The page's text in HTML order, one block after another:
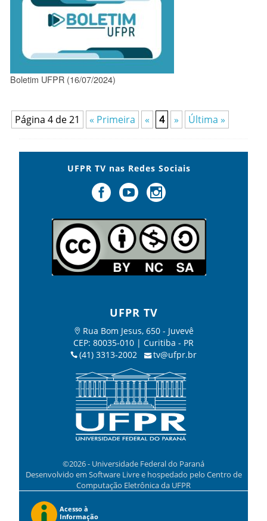
Boletim UFPR (16/07/2024)
Página 4 de 21 « Primeira « 4 » Última »
UFPR TV nas Redes Sociais
UFPR TV
Rua Bom Jesus, 650 - Juvevê
CEP: 80035-010 | Curitiba - PR
(41) 3313-2002
tv@ufpr.br
©2026 - Universidade Federal do Paraná
Desenvolvido em Software Livre e hospedado pelo Centro de
Computação Eletrônica da UFPR